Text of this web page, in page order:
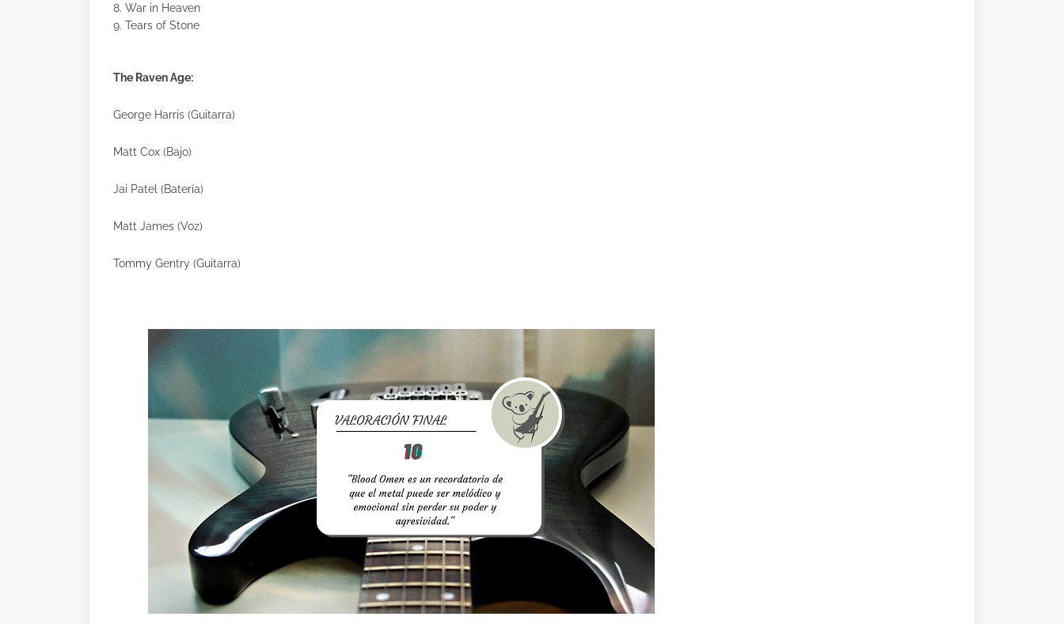
8. War in Heaven
9. Tears of Stone
The Raven Age:
George Harris (Guitarra)
Matt Cox (Bajo)
Jai Patel (Batería)
Matt James (Voz)
Tommy Gentry (Guitarra)